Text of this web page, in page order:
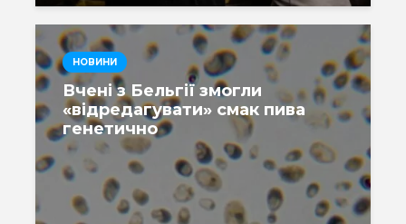
НОВИНИ
Вчені з Бельгії змогли
«відредагувати» смак пива
генетично